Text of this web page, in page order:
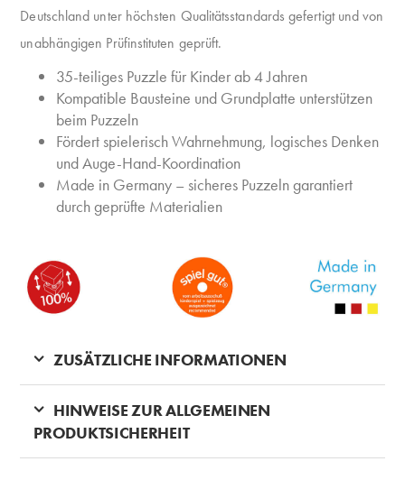
Deutschland unter höchsten Qualitätsstandards gefertigt und von
unabhängigen Prüfinstituten geprüft.
35-teiliges Puzzle für Kinder ab 4 Jahren
Kompatible Bausteine und Grundplatte unterstützen
beim Puzzeln
Fördert spielerisch Wahrnehmung, logisches Denken
und Auge-Hand-Koordination
Made in Germany – sicheres Puzzeln garantiert
durch geprüfte Materialien
ZUSÄTZLICHE INFORMATIONEN
HINWEISE ZUR ALLGEMEINEN
PRODUKTSICHERHEIT